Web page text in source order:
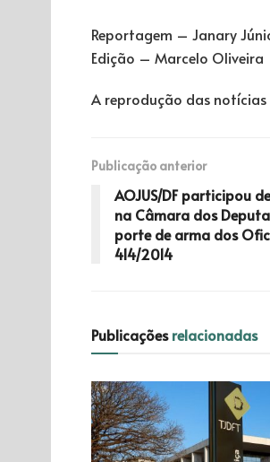
Reportagem – Janary
Edição – Marcelo Oliveira
A reprodução das
Publicação anterior
AOJUS/DF participou
na Câmara dos
porte de arma dos
414/2014
Publicaçõesrelacionadas